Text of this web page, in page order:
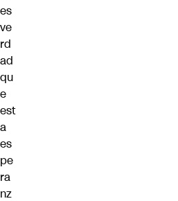
es
ve
rd
ad
qu
e
est
a
es
pe
ra
nz